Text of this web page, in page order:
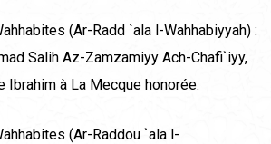
(Ar-Radd `ala l-Wahhabiyyah) :
Salih Az-Zamzamiyy Ach-Chafi`iyy,
Ibrahim à La Mecque honorée.
(Ar-Raddou `ala l-